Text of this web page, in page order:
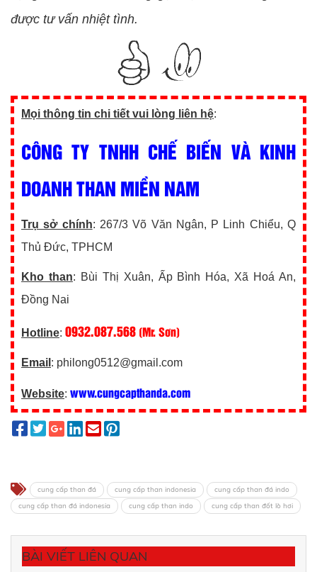
được tư vấn nhiệt tình.
Mọi thông tin chi tiết vui lòng liên hệ:
CÔNG TY TNHH CHẾ BIẾN VÀ KINH
DOANH THAN MIỀN NAM
Trụ sở chính: 267/3 Võ Văn Ngân, P Linh Chiểu, Q
Thủ Đức, TPHCM
Kho than: Bùi Thị Xuân, Ấp Bình Hóa, Xã Hoá An,
Đồng Nai
Hotline: 0932.087.568 (Mr. Sơn)
Email : philong0512@gmail.com
Website: www.cungcapthanda.com
cung cấp than đá cung cấp than indonesia
cung cấp than đá indo
cung cấp than đá indonesia
cung cấp than indo cung cấp than đốt lò hơi
BÀI VIẾT LIÊN QUAN